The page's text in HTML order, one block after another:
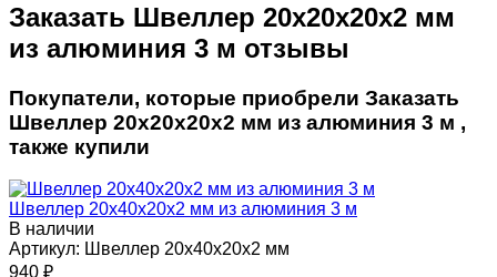
Заказать Швеллер 20х20х20х2 мм
из алюминия 3 м отзывы
Покупатели, которые приобрели Заказать
Швеллер 20х20х20х2 мм из алюминия 3 м ,
также купили
Швеллер 20х40х20х2 мм из алюминия 3 м
В наличии
Артикул: Швеллер 20х40х20х2 мм
940 ₽